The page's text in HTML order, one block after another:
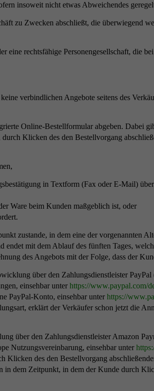
insoweit nicht etwas Abweichendes
zu Zwecken abschließt, die überwiegend
rechtsfähige Personengesellschaft, die
verbindlichen Angebote seitens des
Online-Bestellformular abgeben. Dabei
Klicken des den Bestellvorgang
in Textform (Fax oder E-Mail)
Ware beim Kunden maßgeblich ist, oder
zustande, in dem eine der vorgenannten
mit dem Ablauf des fünften Tages,
des Angebots mit der Folge, dass der
über den Zahlungsdienstleister
einsehbar unter https://www.paypal.com/
PayPal-Konto, einsehbar unter https://
erklärt der Verkäufer schon jetzt die
über den Zahlungsdienstleister Amazon
Nutzungsvereinbarung, einsehbar unter
Klicken des den Bestellvorgang
dem Zeitpunkt, in dem der Kunde durch